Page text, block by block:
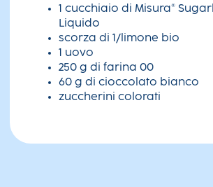
1 cucchiaio di Misura®
Liquido
scorza di 1/limone bio
1 uovo
250 g di farina 00
60 g di cioccolato bianco
zuccherini colorati